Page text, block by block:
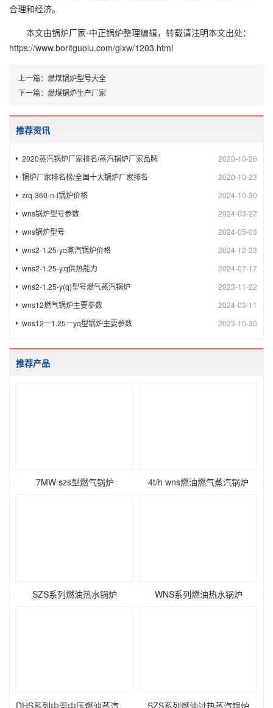
合理和经济。
本文由锅炉厂家-中正锅炉整理编辑，转载请注明本文出处：
https://www.boritguolu.com/glxw/1203.html
上一篇： 燃煤锅炉型号大全
下一篇： 燃煤锅炉生产厂家
推荐资讯
2020-10-26
2020蒸汽锅炉厂家排名/蒸汽锅炉厂家品牌
2020-10-23
锅炉厂家排名榜/全国十大锅炉厂家排名
2024-10-30
zrq-360-n-l锅炉价格
2024-03-27
wns锅炉型号参数
2024-05-03
wns锅炉型号
2024-12-23
wns2-1.25-yq蒸汽锅炉价格
2024-07-17
wns2-1.25-y.q供热能力
2023-11-22
wns2-1.25-y(q)型号燃气蒸汽锅炉
2024-03-11
wns12燃气锅炉主要参数
2023-10-30
wns12一1.25一yq型锅炉主要参数
推荐产品
7MW szs型燃气锅炉 4t/h wns燃油燃气蒸汽锅炉
SZS系列燃油热水锅炉 WNS系列燃油热水锅炉
SZS系列燃油过热蒸汽锅炉